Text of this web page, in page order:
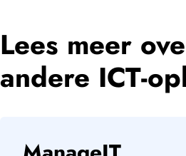
Lees meer
andere ICT-